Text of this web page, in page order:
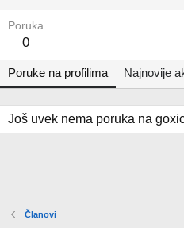
Poruka
0
Poruke na profilima Najnovije
Još uvek nema poruka na
Članovi